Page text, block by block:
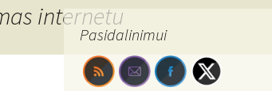
internetu
Pasidalinimui